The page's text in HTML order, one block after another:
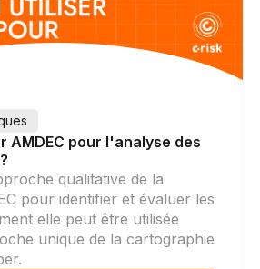
AMDEC pour l'analyse des
qualitative de la
pour identifier et évaluer les
elle peut être utilisée
unique de la cartographie